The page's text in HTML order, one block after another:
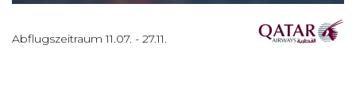
Abflugszeitraum11.07. - 27.11.